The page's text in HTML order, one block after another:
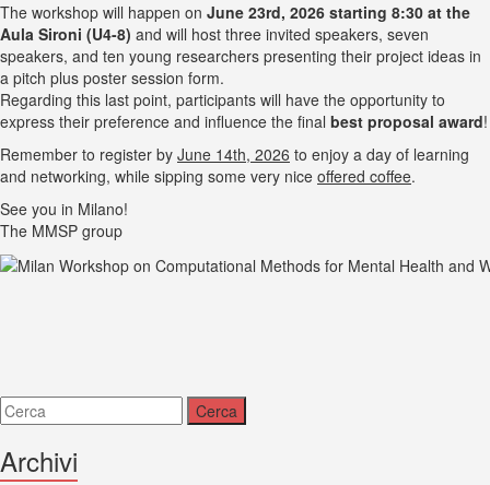
The workshop will happen on June 23rd, 2026 starting 8:30 at the
Aula Sironi (U4-8) and will host three invited speakers, seven
speakers, and ten young researchers presenting their project ideas in
a pitch plus poster session form.
Regarding this last point, participants will have the opportunity to
express their preference and influence the final best proposal award!
Remember to register by June 14th, 2026 to enjoy a day of learning
and networking, while sipping some very nice offered coffee.
See you in Milano!
The MMSP group
Archivi